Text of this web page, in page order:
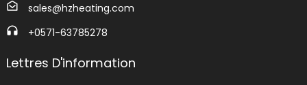
sales@hzheating.com
+0571-63785278
Lettres D'information